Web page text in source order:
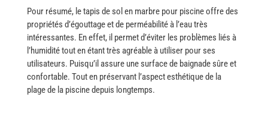
Pour​‍​‌‍​‍‌ résumé, le tapis de sol en marbre pour piscine offre des
propriétés d’égouttage et de perméabilité à l’eau très
intéressantes. En effet, il permet d’éviter les problèmes liés à
l’humidité tout en étant très agréable à utiliser pour ses
utilisateurs. Puisqu’il assure une surface de baignade sûre et
confortable. Tout en préservant l’aspect esthétique de la
plage de la piscine depuis longtemps. ​‍​‌‍​‍‌